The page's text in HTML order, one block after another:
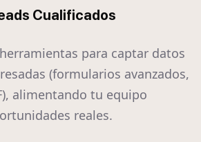
Cualificados
para captar datos
(formularios avanzados,
alimentando tu equipo
reales.